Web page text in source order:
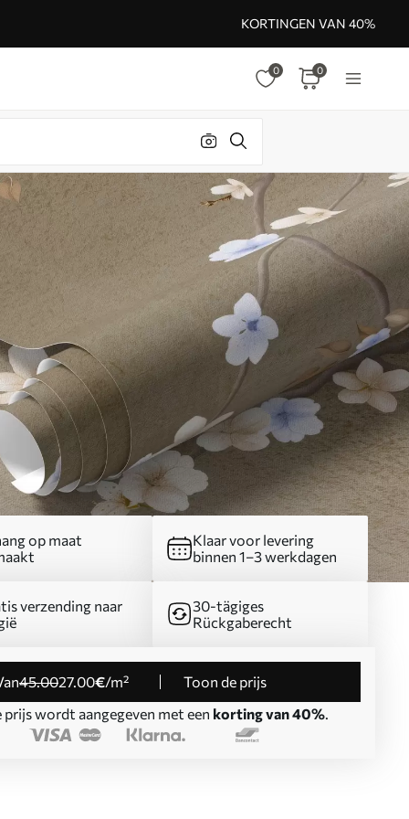
KORTINGEN VAN 40%
0 0
op maat
Klaar voor levering
binnen 1–3 werkdagen
verzending naar
30-tägiges
Rückgaberecht
Van45.0027.00€/m²
Toon de prijs
prijs wordt aangegeven met een korting van 40%.